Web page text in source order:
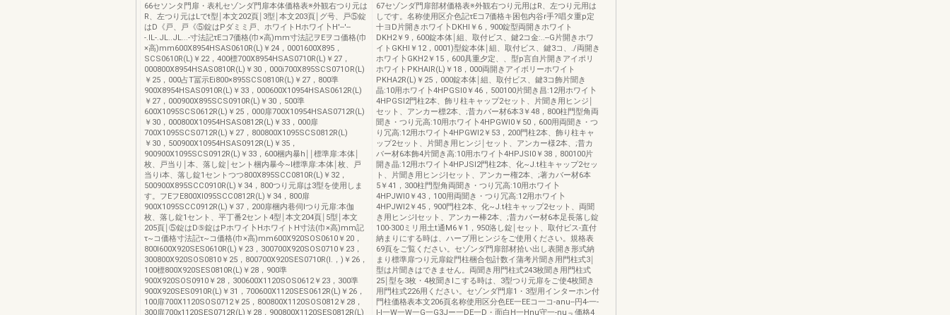
66セソンタ門扉・表札セゾンダ門扉本体価格表※外観右つり元は
R、左つり元はLでt型￨本文202頁￨3型￨本文203頁￨グ号、戸⑤錠
はD《戸、戸《⑤錠はPダミミ戸、ホワイトHホワイ卜H'--'--
-.IL-.JL..JL...-寸法記τEコ7価格(巾×高)mm寸法記ヲEヲコ価格(巾
×高)mm600X8954HSAS0610R(L)￥24，0001600X895，
SCS0610R(L)￥22，400標700X8954HSAS0710R(L)￥27，
000800X8954HSAS0810R(L)￥30，000i700X895SCS071OR(L)
￥25，000占T冨示Ei800×895SCS0810R(L)￥27，800準
900X8954HSAS0910R(L)￥33，000600X10954HSAS0612R(L)
￥27，000900X895SCS0910R(L)￥30，500準
600X1095SCS0612R(L)￥25，000扉700X10954HSAS0712R(L)
￥30，000800X10954HSAS0812R(L)￥33，000扉
700X1095SCS0712R(L)￥27，800800X1095SCS0812R(L)
￥30，500900X10954HSAS0912R(L)￥35，
900900X1095SCS0912R(L)￥33，600梱内暴h￨￨標準扉:本体￨
枚、戸当り￨本、落し錠￨セント梱内暴今~I標準扉:本体￨枚、戸
当りi本、落し錠1セントつつ800X895SCC0810R(L)￥32，
500900X895SCC0910R(L)￥34，800つり元扉は3型を使用しま
す。フEフE800XI095SCC0812R(L)￥34，800扉
900X1095SCC0912R(L)￥37，200扉梱内巷伺Iつり元扉:本伽
枚、落し錠1セント、平丁番2セント4型￨本文204頁￨5型￨本文
205頁￨⑤錠はD⑤錠はPホワイ卜HホワイトH寸法(巾×高)mm記
τ~コ価格寸法記τ~コ価格(巾×高)mm600X920SOS0610￥20，
800I600X920SES0610R(L)￥23，300700X920SOS0710￥23，
300800X920SOS0810￥25，800700X920SES0710R(l.，)￥26，
100標800X920SES0810R(L)￥28，900準
900X920SOS0910￥28，300600X1120SOS0612￥23，300準
900X920SES0910R(L)￥31，700600X1120SES0612R(L)￥26，
100扉700X1120SOS0712￥25，800800X1120SOS0812￥28，
300扉700x1120SES0712R(L)￥28，900800X1120SES0812R(L)
67セゾンダ門扉部材価格表※外観右つり元用はR、左つり元用は
しです。名称使用区介色記τEコ7価格キ困包内谷r手?唱タ重p定
十ヨD片開きホワイ卜DKHI￥6，900錠型両開きホワイト
DKH2￥9，600錠本体￨組、取付ビス、鍵2コ金:..--G片開きホワ
イトGKHI￥12，0001)型錠本体￨組、取付ビス、鍵3コ、./両開き
ホワイ卜GKH2￥15，600具重夕定、、型p言自片開きアイポリ
ホワイトPKHAIR(L)￥18，000両開きアイボリーホワイト
PKHA2R(L)￥25，000錠本体￨組、取付ビス、鍵3コ飾片聞き
晶:10用ホワイ卜4HPGSI0￥46，500100片聞き昌:12用ホワイ卜
4HPGSI2門柱2本、飾リ柱キャップ2セット、片聞き用ヒンジ￨
セット、アンカー標2本、;昔カバー材6本3￥48，800柱門型角両
聞き・つり元高:10用ホワイ卜4HPGWI0￥50，600用両聞き・つ
り冗高:12用ホワイ卜4HPGWI2￥53，200門柱2本、飾り柱キャ
ップ2セット、片聞き用ヒンジ￨セット、アンカー様2本、;昔カ
バー材6本飾4片聞き高:10用ホワイ卜4HPJSI0￥38，800100片
開き晶:12用ホワイ卜4HPJSI2門柱2本、化~J.t柱キャップ2セッ
ト、片聞き用ヒンジ|セット、アンカー権2本、;著カバー材6本
5￥41，300柱門型角両聞き・つり冗高:10用ホワイ卜
4HPJWI0￥43，100用両聞き・つり冗高:12用ホワイ卜
4HPJWI2￥45，900門柱2本、化~J.t柱キャップ2セット、両聞
き用ヒンジ|セット、アンカー棒2本、;昔カバー材6本足長落し錠
100-300ミリ用土t通M6￥1，950洛し錠￨セット、取付ビス-直付
納まりにする時は、ハープ用ヒンジをご使用ください。規格表
69頁をご覧ください。セゾンダ門扉部材拾い出し表開き形式納
まり標準扉つり元扉錠門柱梱合包計数イ蒲考片聞き用門柱式3￨
型は片聞きはできません。両聞き用門柱式243枚聞き用門柱式
25￨型を3枚・4枚聞きlこする時は、3型つり元扉をご使4枚聞き
用門柱式226用ください。セゾンダ門扉1・3型用インターホン付
門柱価格表本文206頁名称使用区分色EE一EEコ一コ-anu--円4-一-
l-l一W一W一G一G3Jー一DE一D・面白H一Hnu守一-nu﹃価格4